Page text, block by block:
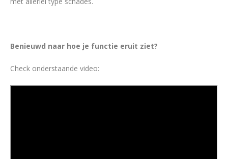
Benieuwd naar hoe je functie eruit ziet?
Check onderstaande video: